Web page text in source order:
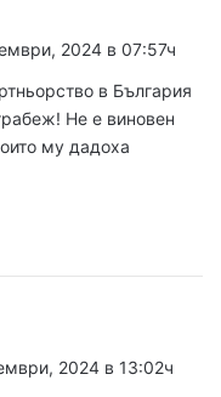
2024 в 07:57ч
в България
Не е виновен
му дадоха
2024 в 13:02ч